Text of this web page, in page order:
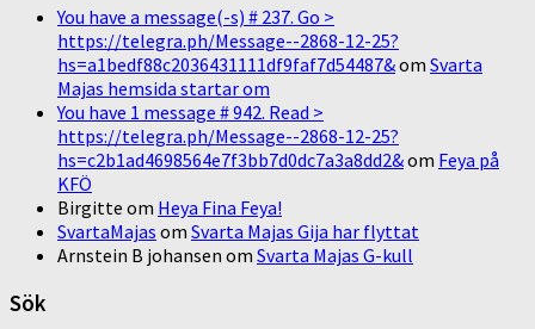
You have a message(-s) # 237. Go >
https://telegra.ph/Message--2868-12-25?
hs=a1bedf88c2036431111df9faf7d54487&om Svarta
Majas hemsida startar om
You have 1 message # 942. Read >
https://telegra.ph/Message--2868-12-25?
hs=c2b1ad4698564e7f3bb7d0dc7a3a8dd2&om Feya på
KFÖ
Birgitte om Heya Fina Feya!
SvartaMajas om Svarta Majas Gija har flyttat
Arnstein B johansen om Svarta Majas G-kull
Sök